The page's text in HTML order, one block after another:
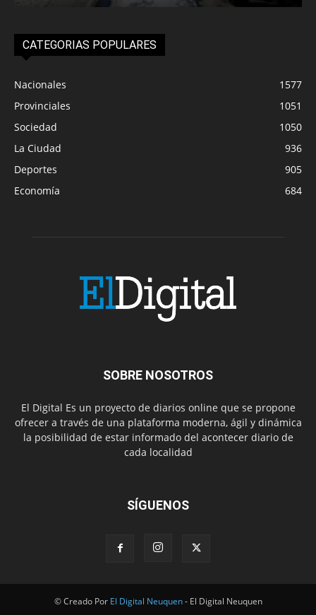
CATEGORIAS POPULARES
Nacionales
1577
Provinciales
1051
Sociedad
1050
La Ciudad
936
Deportes
905
Economía
684
SOBRE NOSOTROS
El Digital Es un proyecto de diarios online que se propone
ofrecer a través de una plataforma moderna, ágil y dinámica
la posibilidad de estar informado del acontecer diario de
cada localidad
SÍGUENOS
© Creado Por El Digital Neuquen- El Digital Neuquen